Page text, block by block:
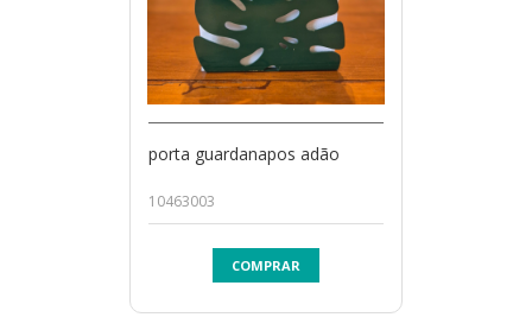
porta guardanapos adão
10463003
COMPRAR